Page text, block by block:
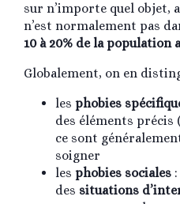
sur n’importe quel objet,
n’est normalement pas
10 à 20% de la population
Globalement, on en
les phobies
des éléments précis
ce sont
soigner
les phobies sociales
des situations